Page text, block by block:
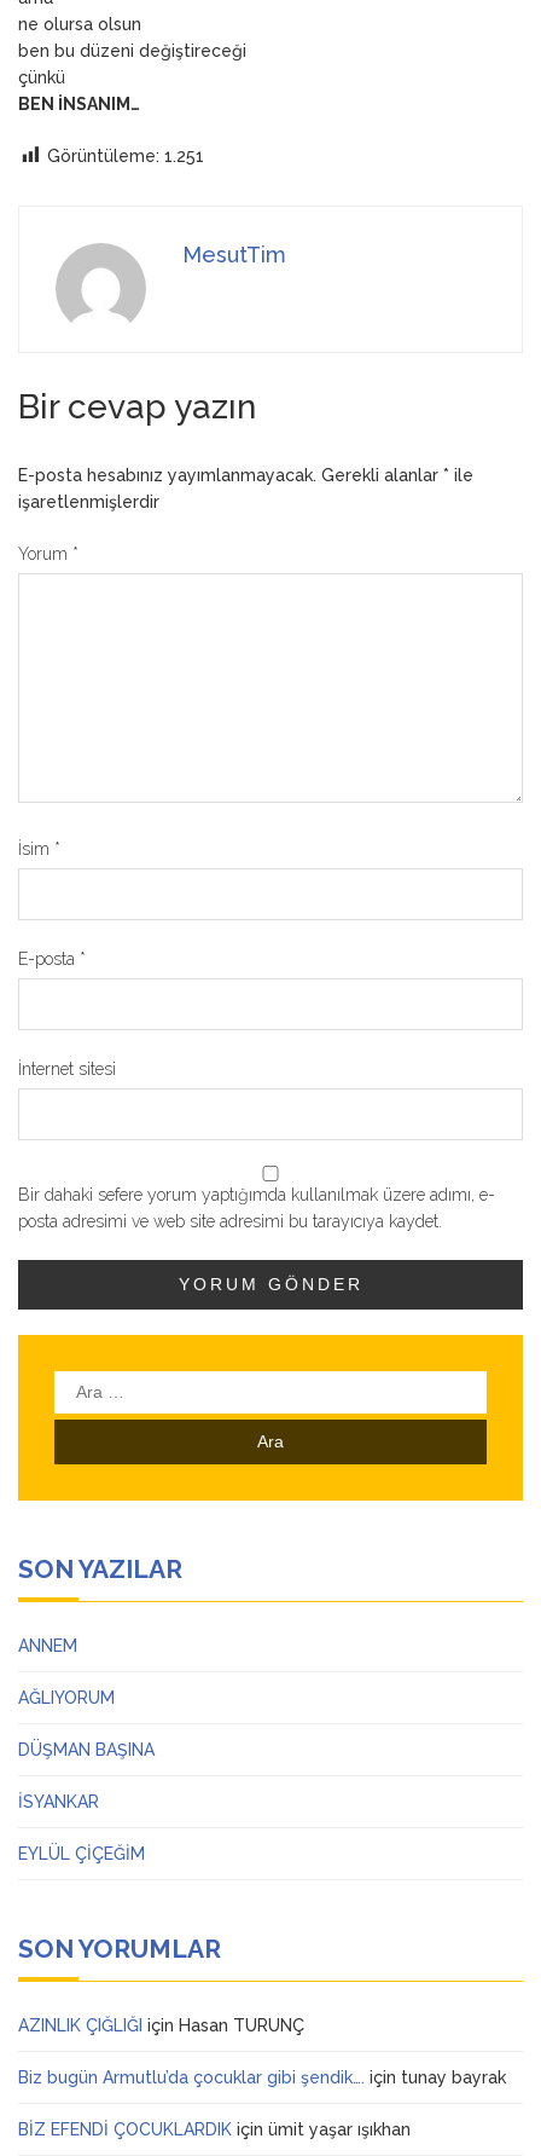
ne olursa olsun
ben bu düzeni değiştireceği
çünkü
BEN İNSANIM…
Görüntüleme: 1.251
MesutTim
Bir cevap yazın
E-posta hesabınız yayımlanmayacak. Gerekli alanlar * ile
işaretlenmişlerdir
Yorum *
İsim *
E-posta *
İnternet sitesi
Bir dahaki sefere yorum yaptığımda kullanılmak üzere adımı, e-
posta adresimi ve web site adresimi bu tarayıcıya kaydet.
Arama:
SON YAZILAR
ANNEM
AĞLIYORUM
DÜŞMAN BAŞINA
İSYANKAR
EYLÜL ÇİÇEĞİM
SON YORUMLAR
AZINLIK ÇIĞLIĞI için Hasan TURUNÇ
Biz bugün Armutlu’da çocuklar gibi şendik…. için tunay bayrak
BİZ EFENDİ ÇOCUKLARDIK için ümit yaşar ışıkhan